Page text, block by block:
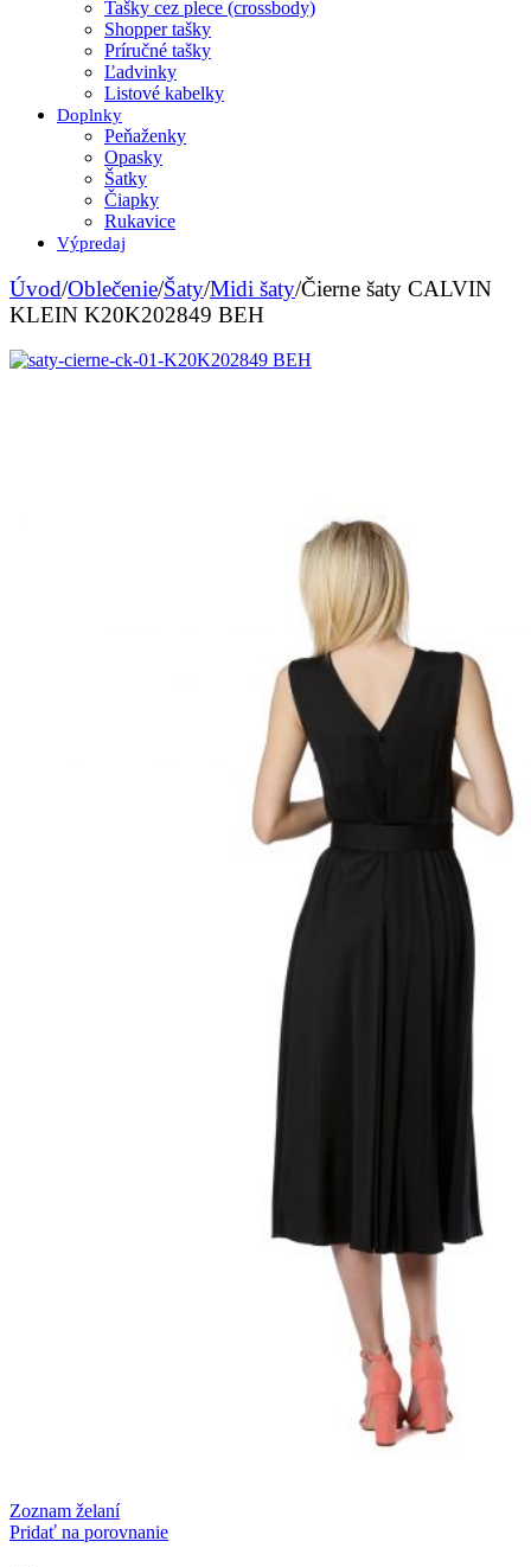
Tašky cez plece (crossbody)
Shopper tašky
Príručné tašky
Ľadvinky
Listové kabelky
Doplnky
Peňaženky
Opasky
Šatky
Čiapky
Rukavice
Výpredaj
Úvod/Oblečenie/Šaty/Midi šaty/Čierne šaty CALVIN
KLEIN K20K202849 BEH
Zoznam želaní
Pridať na porovnanie